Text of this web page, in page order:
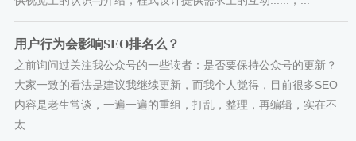
用户行为会影响SEO排名么？
之前询问过关注我公众号的一些读者：是否要保持公众号的更新？
大家一致的看法是建议我继续更新，而我个人觉得，目前很多SEO
内容是老生常谈，一遍一遍的重组，打乱，整理，再编辑，实在不
太...